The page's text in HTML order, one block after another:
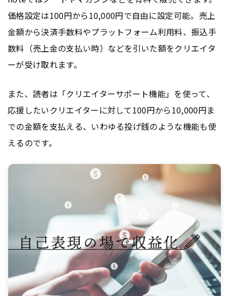
価格設定は100円から10,000円で自由に設定可能。売上
金額から決済手数料やプラットフォーム利用料、振込手
数料（売上金の支払い時）などを引いた額をクリエイタ
ーが受け取れます。
また、読者は「クリエイターサポート機能」を使って、
応援したいクリエイターに対して100円から10,000円ま
での金額を支払える、いわゆる投げ銭のような機能も使
えるのです。